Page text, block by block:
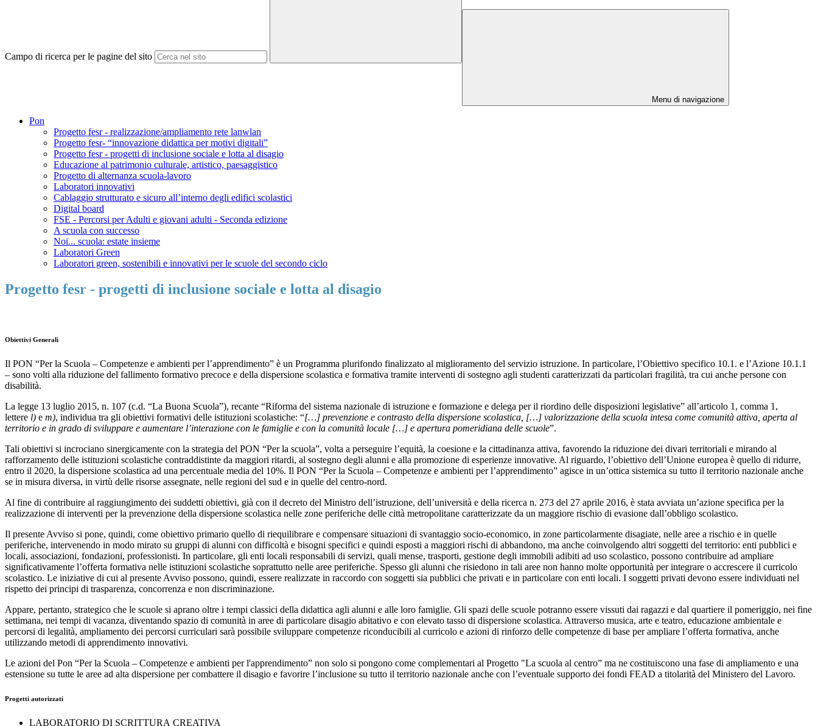
Campo di ricerca per le pagine del sito
Menu di navigazione
Pon
Progetto fesr - realizzazione/ampliamento rete lanwlan
Progetto fesr- “innovazione didattica per motivi digitali”
Progetto fesr - progetti di inclusione sociale e lotta al disagio
Educazione al patrimonio culturale, artistico, paesaggistico
Progetto di alternanza scuola-lavoro
Laboratori innovativi
Cablaggio strutturato e sicuro all’interno degli edifici scolastici
Digital board
FSE - Percorsi per Adulti e giovani adulti - Seconda edizione
A scuola con successo
Noi... scuola: estate insieme
Laboratori Green
Laboratori green, sostenibili e innovativi per le scuole del secondo ciclo
Progetto fesr - progetti di inclusione sociale e lotta al disagio
Obiettivi Generali
Il PON “Per la Scuola – Competenze e ambienti per l’apprendimento” è un Programma plurifondo finalizzato al miglioramento del servizio istruzione. In particolare, l’Obiettivo specifico 10.1. e l’Azione 10.1.1
– sono volti alla riduzione del fallimento formativo precoce e della dispersione scolastica e formativa tramite interventi di sostegno agli studenti caratterizzati da particolari fragilità, tra cui anche persone con
disabilità.
La legge 13 luglio 2015, n. 107 (c.d. “La Buona Scuola”), recante “Riforma del sistema nazionale di istruzione e formazione e delega per il riordino delle disposizioni legislative” all’articolo 1, comma 1,
lettere l) e m), individua tra gli obiettivi formativi delle istituzioni scolastiche: “[…] prevenzione e contrasto della dispersione scolastica, […] valorizzazione della scuola intesa come comunità attiva, aperta al
territorio e in grado di sviluppare e aumentare l’interazione con le famiglie e con la comunità locale […] e apertura pomeridiana delle scuole”.
Tali obiettivi si incrociano sinergicamente con la strategia del PON “Per la scuola”, volta a perseguire l’equità, la coesione e la cittadinanza attiva, favorendo la riduzione dei divari territoriali e mirando al
rafforzamento delle istituzioni scolastiche contraddistinte da maggiori ritardi, al sostegno degli alunni e alla promozione di esperienze innovative. Al riguardo, l’obiettivo dell’Unione europea è quello di ridurre,
entro il 2020, la dispersione scolastica ad una percentuale media del 10%. Il PON “Per la Scuola – Competenze e ambienti per l’apprendimento” agisce in un’ottica sistemica su tutto il territorio nazionale anche
se in misura diversa, in virtù delle risorse assegnate, nelle regioni del sud e in quelle del centro-nord.
Al fine di contribuire al raggiungimento dei suddetti obiettivi, già con il decreto del Ministro dell’istruzione, dell’università e della ricerca n. 273 del 27 aprile 2016, è stata avviata un’azione specifica per la
realizzazione di interventi per la prevenzione della dispersione scolastica nelle zone periferiche delle città metropolitane caratterizzate da un maggiore rischio di evasione dall’obbligo scolastico.
Il presente Avviso si pone, quindi, come obiettivo primario quello di riequilibrare e compensare situazioni di svantaggio socio-economico, in zone particolarmente disagiate, nelle aree a rischio e in quelle
periferiche, intervenendo in modo mirato su gruppi di alunni con difficoltà e bisogni specifici e quindi esposti a maggiori rischi di abbandono, ma anche coinvolgendo altri soggetti del territorio: enti pubblici e
locali, associazioni, fondazioni, professionisti. In particolare, gli enti locali responsabili di servizi, quali mense, trasporti, gestione degli immobili adibiti ad uso scolastico, possono contribuire ad ampliare
significativamente l’offerta formativa nelle istituzioni scolastiche soprattutto nelle aree periferiche. Spesso gli alunni che risiedono in tali aree non hanno molte opportunità per integrare o accrescere il curricolo
scolastico. Le iniziative di cui al presente Avviso possono, quindi, essere realizzate in raccordo con soggetti sia pubblici che privati e in particolare con enti locali. I soggetti privati devono essere individuati nel
rispetto dei principi di trasparenza, concorrenza e non discriminazione.
Appare, pertanto, strategico che le scuole si aprano oltre i tempi classici della didattica agli alunni e alle loro famiglie. Gli spazi delle scuole potranno essere vissuti dai ragazzi e dal quartiere il pomeriggio, nei fine
settimana, nei tempi di vacanza, diventando spazio di comunità in aree di particolare disagio abitativo e con elevato tasso di dispersione scolastica. Attraverso musica, arte e teatro, educazione ambientale e
percorsi di legalità, ampliamento dei percorsi curriculari sarà possibile sviluppare competenze riconducibili al curricolo e azioni di rinforzo delle competenze di base per ampliare l’offerta formativa, anche
utilizzando metodi di apprendimento innovativi.
Le azioni del Pon “Per la Scuola – Competenze e ambienti per l'apprendimento” non solo si pongono come complementari al Progetto "La scuola al centro” ma ne costituiscono una fase di ampliamento e una
estensione su tutte le aree ad alta dispersione per combattere il disagio e favorire l’inclusione su tutto il territorio nazionale anche con l’eventuale supporto dei fondi FEAD a titolarità del Ministero del Lavoro.
Progetti autorizzati
LABORATORIO DI SCRITTURA CREATIVA